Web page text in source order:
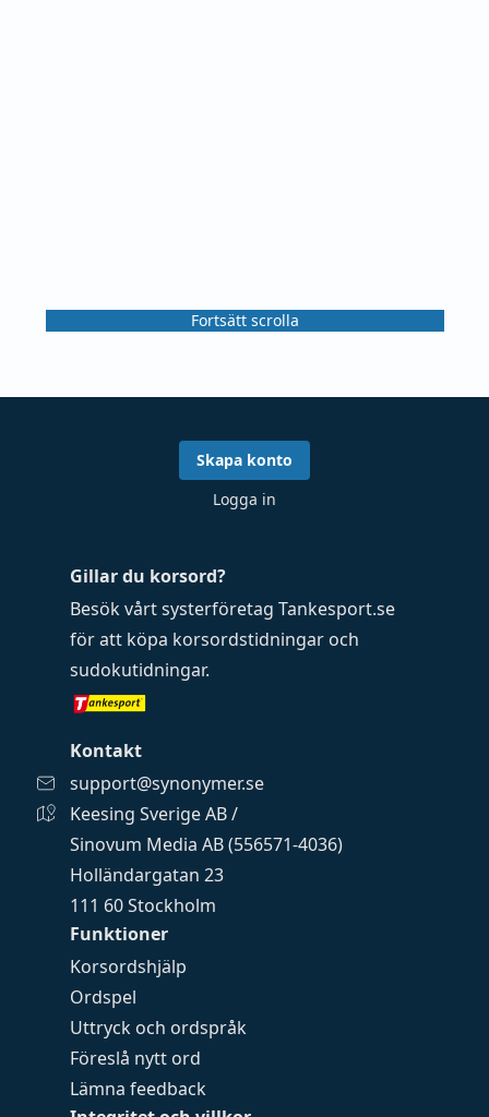
Fortsätt scrolla
Funktioner
Korsordshjälp
Ordspel
Uttryck och ordspråk
Föreslå nytt ord
Lämna feedback
Gillar du korsord?
Besök vårt systerföretag Tankesport.se
för att köpa korsordstidningar och
sudokutidningar.
Kontakt
support@synonymer.se
Keesing Sverige AB /
Sinovum Media AB (556571-4036)
Holländargatan 23
111 60 Stockholm
Skapa konto
Logga in